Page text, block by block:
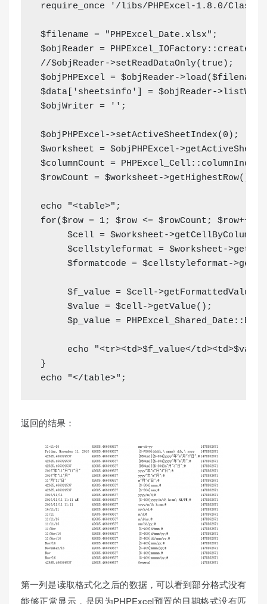
require_once
'/libs/PHPExcel-1.8.0/
$filename = "PHPExcel_Date.xlsx" ;
$objReader = PHPExcel_IOFactory::
//$objReader->setReadDataOnly(true);
$objPHPExcel = $objReader->load($filename
$data
'sheetsinfo' = $objReader->
$objWriter = '' ;
$objPHPExcel->setActiveSheetIndex( 0 ) ;
$worksheet = $objPHPExcel->getActiveSheet
$columnCount = PHPExcel_Cell::
$rowCount = $worksheet->getHighestRow(
echo "<table>" ;
for($row = 1; $row <= $rowCount ; $row++
$cell = $worksheet->
$cellstyleformat = $worksheet->
$formatcode = $cellstyleformat->
$f_value = $cell->getFormattedValue
$value = $cell->getValue( ) ;
$p_value = PHPExcel_Shared_Date ::
echo "<tr><td>$f_value</td><td>$value
}
echo
"</table>" ;
返回的结果：
第一列是读取格式化之后的数据，可以看到部分格式没有
能够正常显示，是因为PHPExcel预置的日期格式没有匹